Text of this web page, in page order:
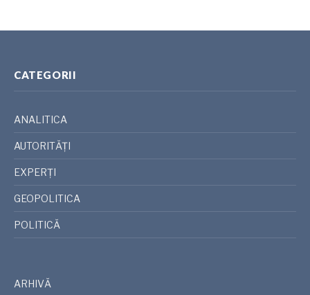
CATEGORII
ANALITICA
AUTORITĂȚI
EXPERȚI
GEOPOLITICA
POLITICĂ
ARHIVĂ